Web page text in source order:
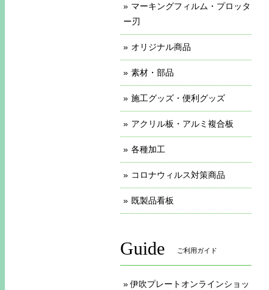
マーキングフィルム・プロッタ
ー刃
オリジナル商品
素材・部品
施工グッズ・便利グッズ
アクリル板・アルミ複合板
各種加工
コロナウィルス対策商品
既製品看板
Guide ご利用ガイド
伊吹プレートオンラインショッ